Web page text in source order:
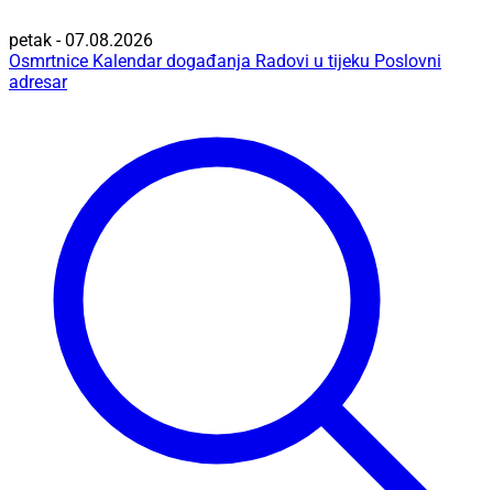
petak - 07.08.2026
Osmrtnice Kalendar događanja Radovi u tijeku Poslovni
adresar